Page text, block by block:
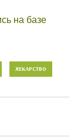
на базе
ЛЕКАРСТВО